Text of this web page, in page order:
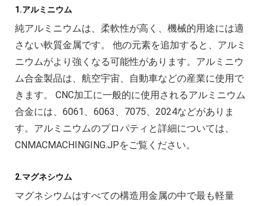
1.アルミニウム
純アルミニウムは、柔軟性が高く、機械的用途には適
さない軟質金属です。 他の元素を追加すると、アルミ
ニウムがより強くなる可能性があります。アルミニウ
ム合金製品は、航空宇宙、自動車などの産業に使用で
きます。 CNC加工に一般的に使用されるアルミニウム
合金には、6061、6063、7075、2024などがありま
す。アルミニウムのプロパティと詳細については、
CNMACMACHINGING.JPをご覧ください。
2.マグネシウム
マグネシウムはすべての構造用金属の中で最も軽量